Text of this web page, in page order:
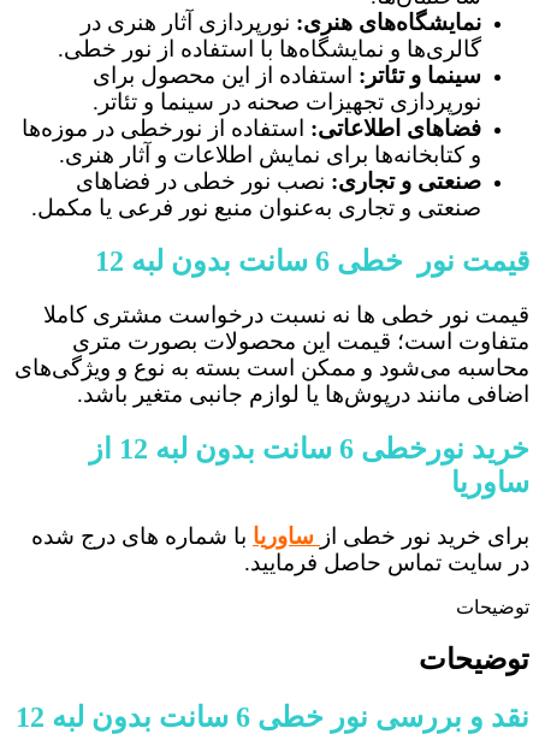
نمایشگاه‌های هنری: نورپردازی آثار هنری در
گالری‌ها و نمایشگاه‌ها با استفاده از نور خطی.
سینما و تئاتر: استفاده از این محصول برای
نورپردازی تجهیزات صحنه در سینما و تئاتر.
فضاهای اطلاعاتی: استفاده از نورخطی در موزه‌ها
و کتابخانه‌ها برای نمایش اطلاعات و آثار هنری.
صنعتی و تجاری: نصب نور خطی در فضاهای
صنعتی و تجاری به‌عنوان منبع نور فرعی یا مکمل.
قیمت نور خطی 6 سانت بدون لبه 12
قیمت نور خطی ها نه نسبت درخواست مشتری کاملا
متفاوت است؛ قیمت این محصولات بصورت متری
محاسبه می‌شود و ممکن است بسته به نوع و ویژگی‌های
اضافی مانند درپوش‌ها یا لوازم جانبی متغیر باشد.
خرید نورخطی 6 سانت بدون لبه 12 از
ساوریا
برای خرید نور خطی از ساوریا با شماره های درج شده
در سایت تماس حاصل فرمایید.
توضیحات
توضیحات
نقد و بررسی نور خطی 6 سانت بدون لبه 12